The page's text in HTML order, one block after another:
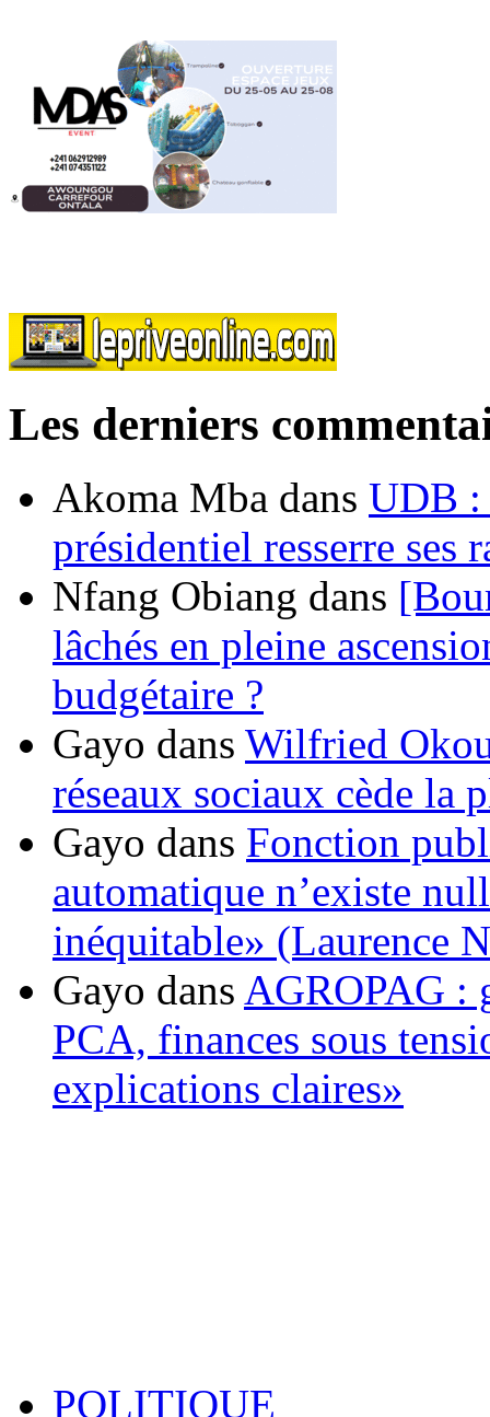
Les derniers
Akoma Mba dans UDB :
présidentiel resserre ses
Nfang Obiang dans
lâchés en pleine
budgétaire ?
Gayo dans Wilfried
réseaux sociaux cède la
Gayo dans Fonction
automatique n’existe
inéquitable» (Laurence
Gayo dans AGROPAG :
PCA, finances sous
explications claires»
POLITIQUE